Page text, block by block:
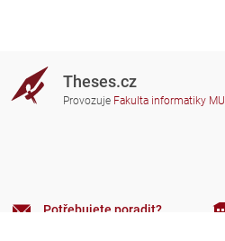
Theses.cz
Provozuje Fakulta informatiky MU
Potřebujete poradit?